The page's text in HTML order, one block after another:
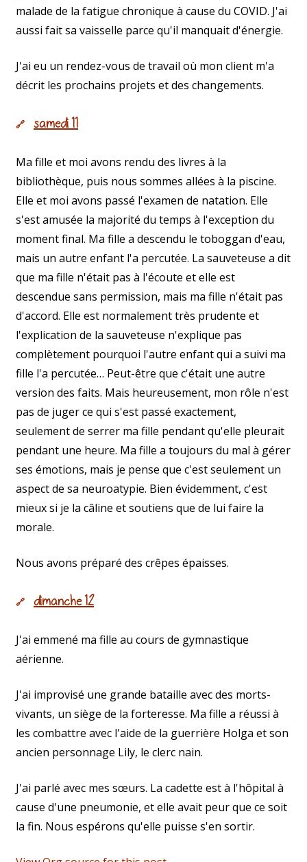
malade de la fatigue chronique à cause du COVID. J'ai
aussi fait sa vaisselle parce qu'il manquait d'énergie.
J'ai eu un rendez-vous de travail où mon client m'a
décrit les prochains projets et des changements.
🔗 samedi 11
Ma fille et moi avons rendu des livres à la
bibliothèque, puis nous sommes allées à la piscine.
Elle et moi avons passé l'examen de natation. Elle
s'est amusée la majorité du temps à l'exception du
moment final. Ma fille a descendu le toboggan d'eau,
mais un autre enfant l'a percutée. La sauveteuse a dit
que ma fille n'était pas à l'écoute et elle est
descendue sans permission, mais ma fille n'était pas
d'accord. Elle est normalement très prudente et
l'explication de la sauveteuse n'explique pas
complètement pourquoi l'autre enfant qui a suivi ma
fille l'a percutée… Peut-être que c'était une autre
version des faits. Mais heureusement, mon rôle n'est
pas de juger ce qui s'est passé exactement,
seulement de serrer ma fille pendant qu'elle pleurait
pendant une heure. Ma fille a toujours du mal à gérer
ses émotions, mais je pense que c'est seulement un
aspect de sa neuroatypie. Bien évidemment, c'est
mieux si je la câline et soutiens que de lui faire la
morale.
Nous avons préparé des crêpes épaisses.
🔗 dimanche 12
J'ai emmené ma fille au cours de gymnastique
aérienne.
J'ai improvisé une grande bataille avec des morts-
vivants, un siège de la forteresse. Ma fille a réussi à
les combattre avec l'aide de la guerrière Holga et son
ancien personnage Lily, le clerc nain.
J'ai parlé avec mes sœurs. La cadette est à l'hôpital à
cause d'une pneumonie, et elle avait peur que ce soit
la fin. Nous espérons qu'elle puisse s'en sortir.